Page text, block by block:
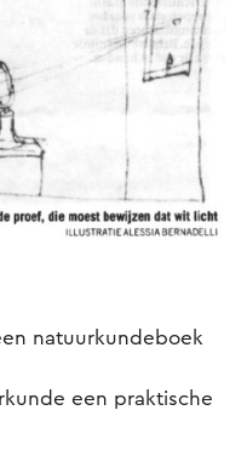
natuurkundeboek
een praktische